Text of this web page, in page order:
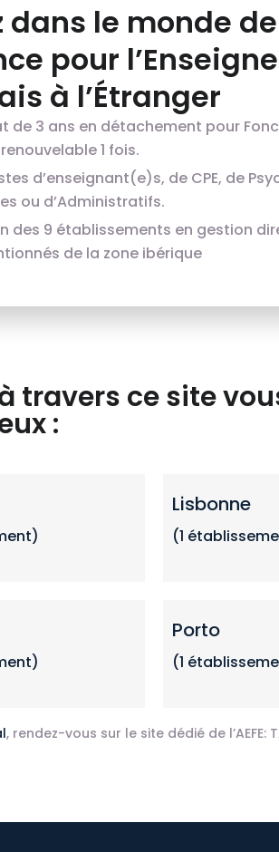
dans le monde de
pour
à l’Étranger
de 3 ans en détachement pour
1 fois.
d’enseignant(e)s, de CPE, de
ou d’Administratifs.
des 9 établissements en gestion
de la zone ibérique
travers ce site
:
t)
Lisbonne
(1
Porto
(1
, rendez-vous sur le site dédié de l’AEFE: